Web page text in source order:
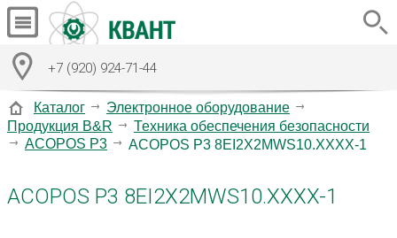
+7 (920) 924-71-44
Каталог
Электронное оборудование
Продукция B&R
Техника обеспечения безопасности
ACOPOS P3
ACOPOS P3 8EI2X2MWS10.XXXX-1
ACOPOS P3 8EI2X2MWS10.XXXX-1